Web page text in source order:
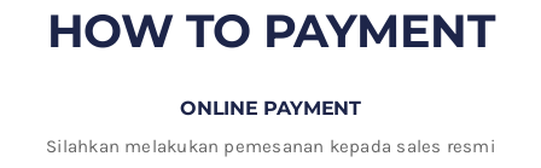
HOW TO PAYMENT
ONLINE PAYMENT
Silahkan melakukan pemesanan kepada sales resmi